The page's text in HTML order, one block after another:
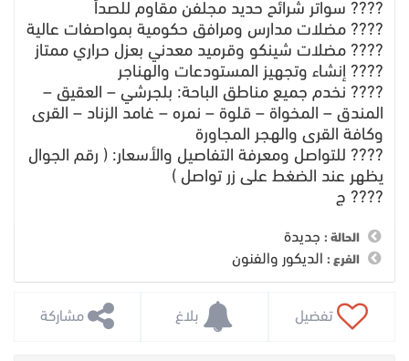
???? سواتر شرائح حديد مجلفن مقاوم للصدأ
???? مضلات مدارس ومرافق حكومية بمواصفات عالية
???? مضلات شينكو وقرميد معدني بعزل حراري ممتاز
???? إنشاء وتجهيز المستودعات والهناجر
???? نخدم جميع مناطق الباحة: بلجرشي – العقيق –
المندق – المخواة – قلوة – نمره – غامد الزناد – القرى
وكافة القرى والهجر المجاورة
???? للتواصل ومعرفة التفاصيل والأسعار: ( رقم الجوال
يظهر عند الضغط على زر تواصل )
???? ج
الحالة : جديدة
الفرع : الديكور والفنون
تفضيل مشاركة